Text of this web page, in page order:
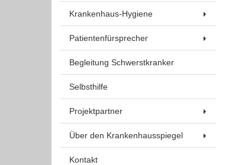
Krankenhaus-Hygiene
Patientenfürsprecher
Begleitung Schwerstkranker
Selbsthilfe
Projektpartner
Über den Krankenhausspiegel
Kontakt